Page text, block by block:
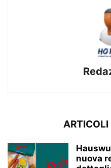
ARTICOLI
nuova